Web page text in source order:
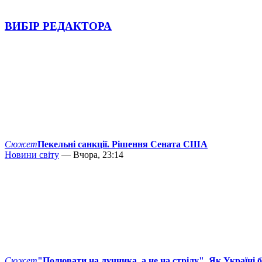
ВИБІР РЕДАКТОРА
СюжетПекельні санкції. Рішення Сената США
Новини світу — Вчора, 23:14